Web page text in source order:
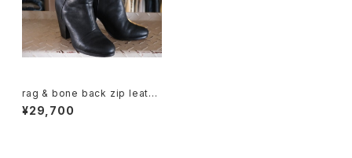
rag & bone back zip leathe
r Boots "36"
¥29,700